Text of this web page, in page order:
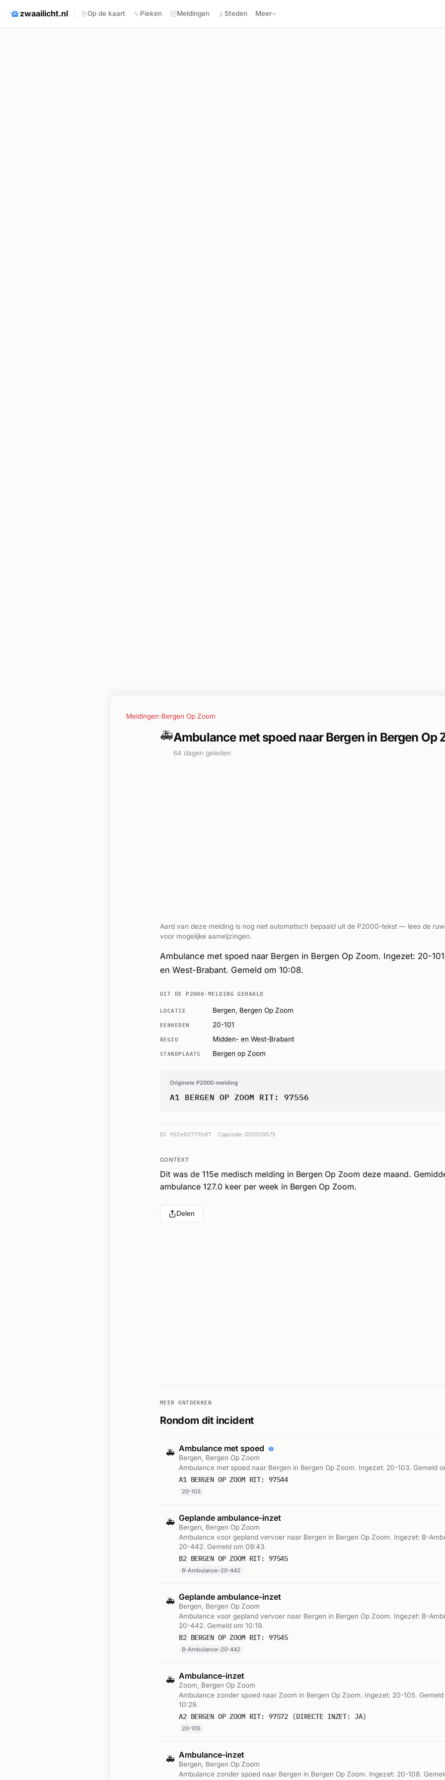
zwaailicht.nl Op de kaart Pieken Meldingen Steden Meer
Meldingen›Bergen Op Zoom
🚑Ambulance met spoed naar Bergen in Bergen Op
64 dagen geleden
Aard van deze melding is nog niet automatisch bepaald uit de P2000-tekst — lees de
voor mogelijke aanwijzingen.
Ambulance met spoed naar Bergen in Bergen Op Zoom. Ingezet: 20-
en West-Brabant. Gemeld om 10:08.
UIT DE P2000-MELDING GEHAALD
LOCATIE
Bergen, Bergen Op Zoom
EENHEDEN 20-101
REGIO Midden- en West-Brabant
STANDPLAATS Bergen op Zoom
Originele P2000-melding
A1 BERGEN OP ZOOM RIT: 97556
ID: 902e02779b87 Capcode: 002029575
CONTEXT
Dit was de 115e medisch melding in Bergen Op Zoom deze maand.
ambulance 127.0 keer per week in Bergen Op Zoom.
Delen
MEER ONTDEKKEN
Rondom dit incident
🚑 Ambulance met spoed
Bergen, Bergen Op Zoom
Ambulance met spoed naar Bergen in Bergen Op Zoom. Ingezet: 20-103. Gemeld
A1 BERGEN OP ZOOM RIT: 97544
20-103
🚑 Geplande ambulance-inzet
Bergen, Bergen Op Zoom
Ambulance voor gepland vervoer naar Bergen in Bergen Op Zoom. Ingezet: B-
20-442. Gemeld om 09:43.
B2 BERGEN OP ZOOM RIT: 97545
B-Ambulance-20-442
🚑 Geplande ambulance-inzet
Bergen, Bergen Op Zoom
Ambulance voor gepland vervoer naar Bergen in Bergen Op Zoom. Ingezet: B-
20-442. Gemeld om 10:19.
B2 BERGEN OP ZOOM RIT: 97545
B-Ambulance-20-442
🚑 Ambulance-inzet
Zoom, Bergen Op Zoom
Ambulance zonder spoed naar Zoom in Bergen Op Zoom. Ingezet: 20-105. Gemeld
10:29.
A2 BERGEN OP ZOOM RIT: 97572 (DIRECTE INZET: JA)
20-105
🚑 Ambulance-inzet
Bergen, Bergen Op Zoom
Ambulance zonder spoed naar Bergen in Bergen Op Zoom. Ingezet: 20-108.